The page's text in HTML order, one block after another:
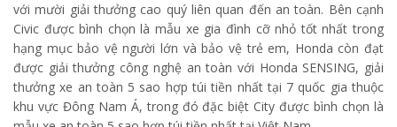
với mười giải thưởng cao quý liên quan đến an toàn. Bên cạnh
Civic được bình chọn là mẫu xe gia đình cỡ nhỏ tốt nhất trong
hạng mục bảo vệ người lớn và bảo vệ trẻ em, Honda còn đạt
được giải thưởng công nghệ an toàn với Honda SENSING, giải
thưởng xe an toàn 5 sao hợp túi tiền nhất tại 7 quốc gia thuộc
khu vực Đông Nam Á, trong đó đặc biệt City được bình chọn là